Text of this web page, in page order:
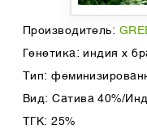
Производитель:
Генетика: индия x
Тип:
Вид: Сатива 40%/
ТГК: 25%